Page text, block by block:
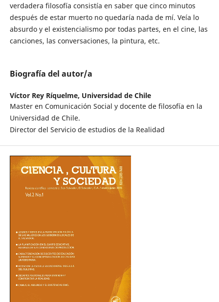
verdadera filosofía consistía en saber que cinco minutos
después de estar muerto no quedaría nada de mí. Veía lo
absurdo y el existencialismo por todas partes, en el cine, las
canciones, las conversaciones, la pintura, etc.
Biografía del autor/a
Víctor Rey Ríquelme, Universidad de Chile
Master en Comunicación Social y docente de filosofía en la
Universidad de Chile.
Director del Servicio de estudios de la Realidad